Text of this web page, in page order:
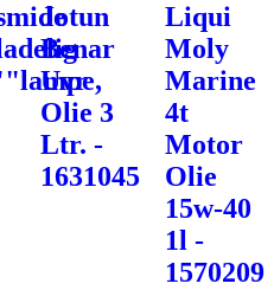
Jotun
Benar
Uvr
Olie 3
Ltr. -
1631045
Liqui
Moly
Marine
4t
Motor
Olie
15w-40
1l -
1570209